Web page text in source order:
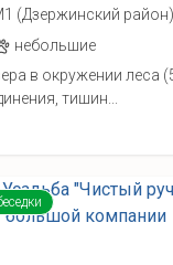
(Дзержинский район)
небольшие
в окружении леса
тишин...